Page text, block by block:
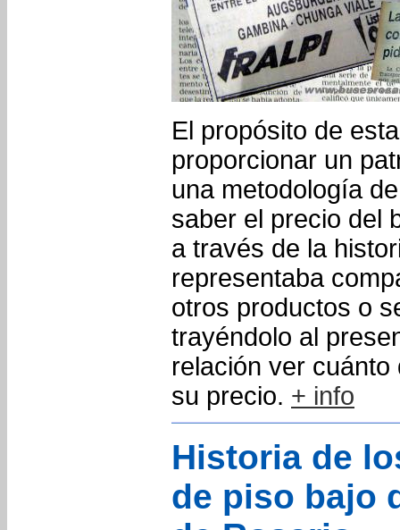
El propósito de
proporcionar un
una metodología
saber el precio del
a través de la
representaba
otros productos o
trayéndolo al
relación ver
su precio. + info
Historia de
de piso bajo